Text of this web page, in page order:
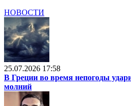
НОВОСТИ
25.07.2026 17:58
В Греции во время непогоды
молний